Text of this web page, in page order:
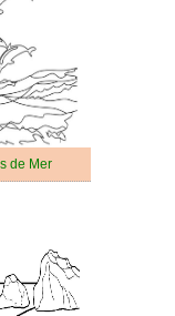
de Mer